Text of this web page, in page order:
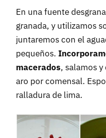
En una fuente
granada, y utilizamos
juntaremos con el
pequeños.
macerados, salamos
aro por comensal.
ralladura de lima.